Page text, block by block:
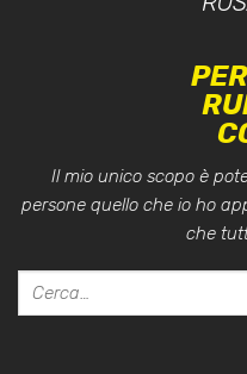
Il mio unico scopo è
persone quello che io ho
che